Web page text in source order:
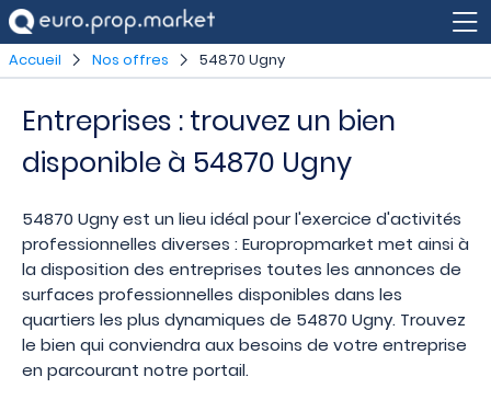
Accueil Nos offres 54870 Ugny
Entreprises : trouvez un bien
disponible à 54870 Ugny
54870 Ugny est un lieu idéal pour l'exercice d'activités
professionnelles diverses : Europropmarket met ainsi à
la disposition des entreprises toutes les annonces de
surfaces professionnelles disponibles dans les
quartiers les plus dynamiques de 54870 Ugny. Trouvez
le bien qui conviendra aux besoins de votre entreprise
en parcourant notre portail.